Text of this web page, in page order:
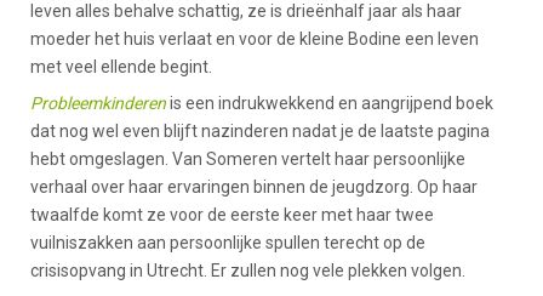
leven alles behalve schattig, ze is drieënhalf jaar als haar
moeder het huis verlaat en voor de kleine Bodine een leven
met veel ellende begint.
Probleemkinderenis een indrukwekkend en aangrijpend boek
dat nog wel even blijft nazinderen nadat je de laatste pagina
hebt omgeslagen. Van Someren vertelt haar persoonlijke
verhaal over haar ervaringen binnen de jeugdzorg. Op haar
twaalfde komt ze voor de eerste keer met haar twee
vuilniszakken aan persoonlijke spullen terecht op de
crisisopvang in Utrecht. Er zullen nog vele plekken volgen.